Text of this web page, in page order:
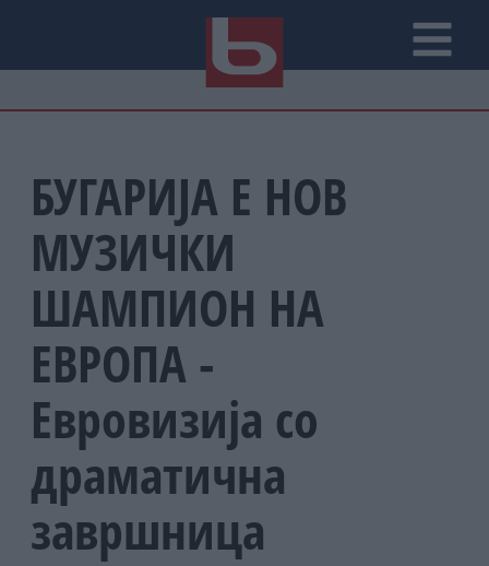
БУГАРИЈА Е НОВ
МУЗИЧКИ
ШАМПИОН НА
ЕВРОПА -
Евровизија со
драматична
завршница